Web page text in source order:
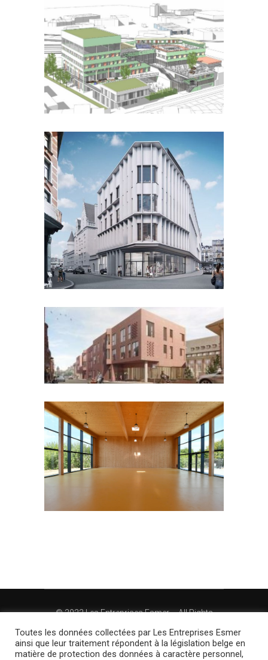
©2022 Les Entreprises Esmer – All Rights
Reserved – Website by Shaheen Digital Agency
Conditions Générales d’Utilisation (CGU)
Toutes les données collectées par Les Entreprises Esmer
ainsi que leur traitement répondent à la législation belge en
matière de protection des données à caractère personnel,